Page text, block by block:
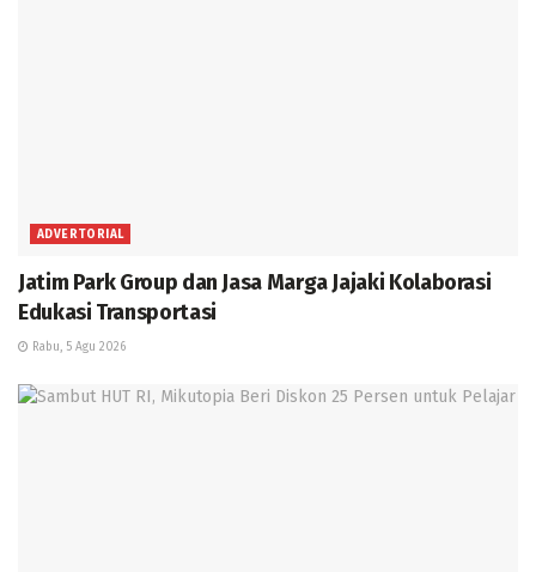
ADVERTORIAL
Jatim Park Group dan Jasa Marga Jajaki Kolaborasi
Edukasi Transportasi
Rabu, 5 Agu 2026